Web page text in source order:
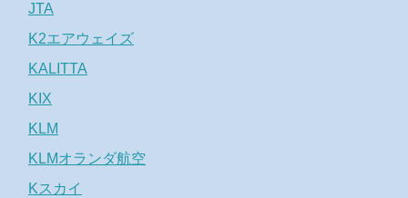
JTA
K2エアウェイズ
KALITTA
KIX
KLM
KLMオランダ航空
Kスカイ